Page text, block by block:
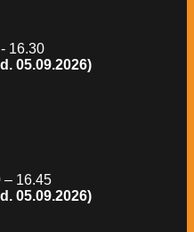
16.30
05.09.2026)
– 16.45
05.09.2026)